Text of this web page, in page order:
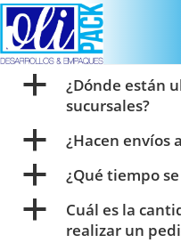
a
¿Dónde están
sucursales?
a ¿Hacen envíos
a ¿Qué tiempo
a
Cuál es la
realizar un